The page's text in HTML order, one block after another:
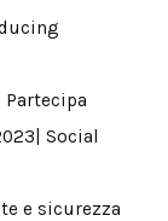
Social
e sicurezza